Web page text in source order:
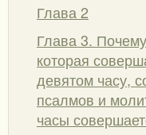
Глава 2
Глава 3.
которая
девятом часу,
псалмов и
часы